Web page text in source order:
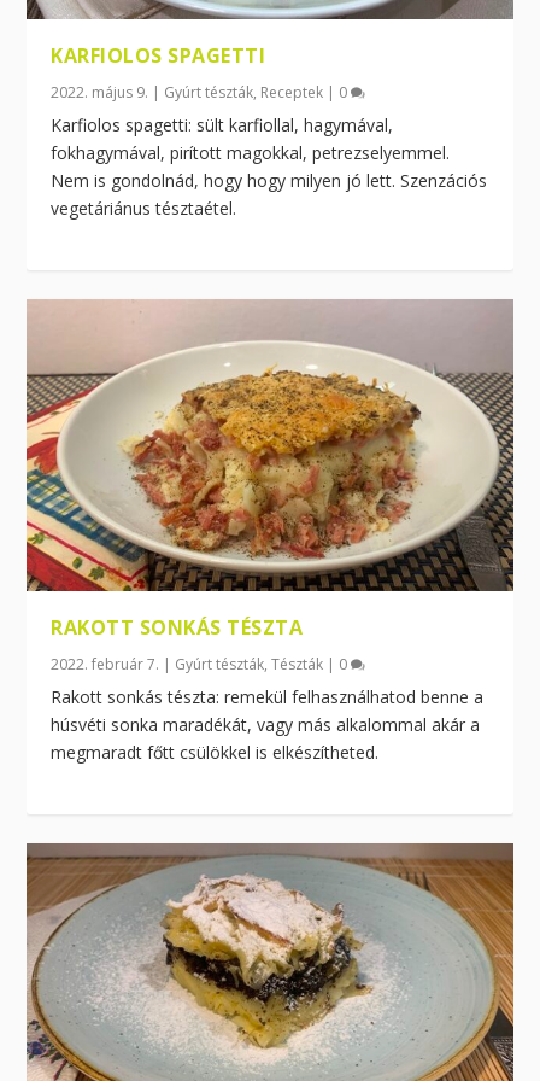
KARFIOLOS SPAGETTI
2022. május 9. | Gyúrt tészták, Receptek | 0
Karfiolos spagetti: sült karfiollal, hagymával,
fokhagymával, pirított magokkal, petrezselyemmel.
Nem is gondolnád, hogy hogy milyen jó lett. Szenzációs
vegetáriánus tésztaétel.
RAKOTT SONKÁS TÉSZTA
2022. február 7. | Gyúrt tészták,Tészták | 0
Rakott sonkás tészta: remekül felhasználhatod benne a
húsvéti sonka maradékát, vagy más alkalommal akár a
megmaradt főtt csülökkel is elkészítheted.